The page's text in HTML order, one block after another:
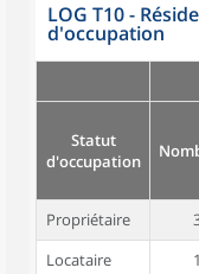
LOG T10 -
d'occupation
Statut
d'occupation
Propriétaire
Locataire